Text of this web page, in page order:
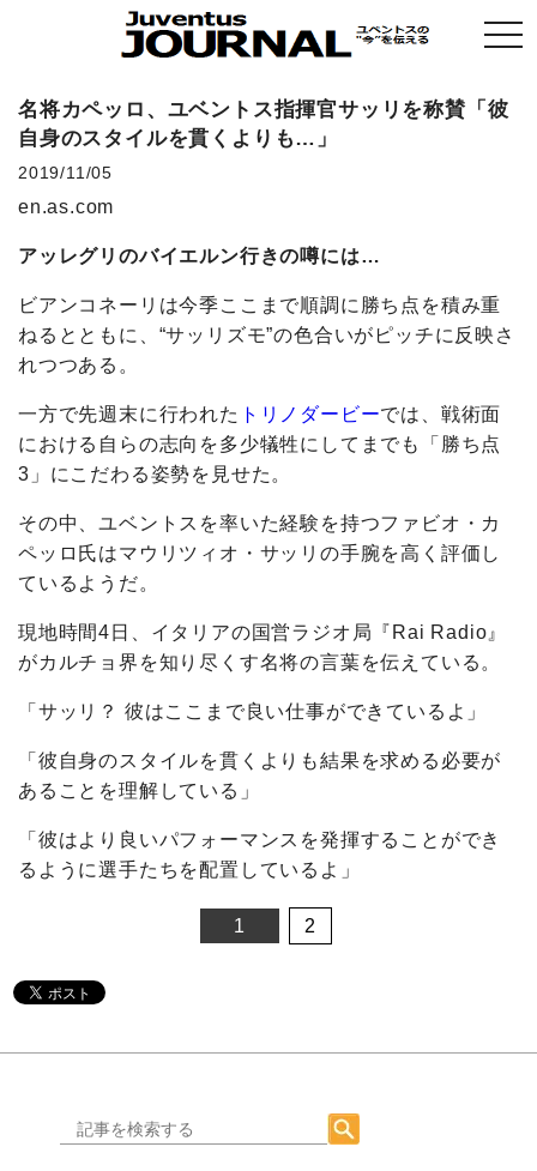
名将カペッロ、ユベントス指揮官サッリを称賛「彼
自身のスタイルを貫くよりも…」
2019/11/05
en.as.com
アッレグリのバイエルン行きの噂には…
ビアンコネーリは今季ここまで順調に勝ち点を積み重
ねるとともに、“サッリズモ”の色合いがピッチに反映さ
れつつある。
一方で先週末に行われた トリノダービーでは、戦術面
における自らの志向を多少犠牲にしてまでも「勝ち点
3」にこだわる姿勢を見せた。
その中、ユベントスを率いた経験を持つファビオ・カ
ペッロ氏はマウリツィオ・サッリの手腕を高く評価し
ているようだ。
現地時間4日、イタリアの国営ラジオ局『Rai Radio』
がカルチョ界を知り尽くす名将の言葉を伝えている。
「サッリ？ 彼はここまで良い仕事ができているよ」
「彼自身のスタイルを貫くよりも結果を求める必要が
あることを理解している」
「彼はより良いパフォーマンスを発揮することができ
るように選手たちを配置しているよ」
1 2